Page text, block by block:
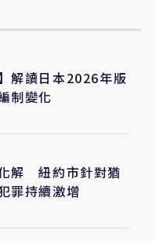
解讀日本2026年版
制變化
解 紐約市針對猶
罪持續激增